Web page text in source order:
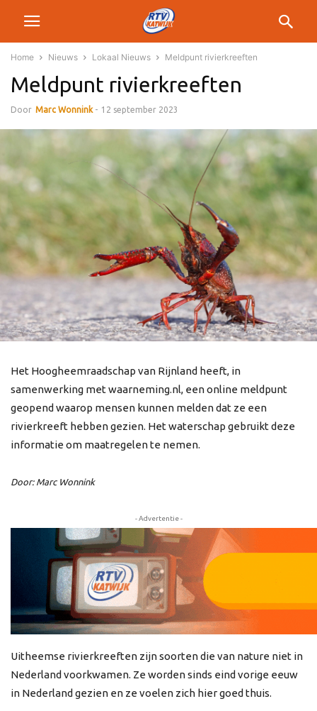
Home Nieuws Lokaal Nieuws Meldpunt rivierkreeften
Meldpunt rivierkreeften
Door Marc Wonnink - 12 september 2023
Het Hoogheemraadschap van Rijnland heeft, in
samenwerking met waarneming.nl, een online meldpunt
geopend waarop mensen kunnen melden dat ze een
rivierkreeft hebben gezien. Het waterschap gebruikt deze
informatie om maatregelen te nemen.
Door: Marc Wonnink
- Advertentie -
Uitheemse rivierkreeften zijn soorten die van nature niet in
Nederland voorkwamen. Ze worden sinds eind vorige eeuw
in Nederland gezien en ze voelen zich hier goed thuis.